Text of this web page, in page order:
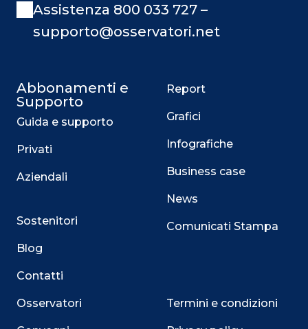
Assistenza 800 033 727 –
supporto@osservatori.net
Abbonamenti e
Supporto
Guida e supporto
Privati
Aziendali
Sostenitori
Blog
Contatti
Osservatori
Report
Grafici
Infografiche
Business case
News
Comunicati Stampa
Termini e condizioni